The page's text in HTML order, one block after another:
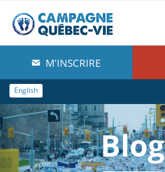
À propos de nous
Blog
Comprendre
Agir
Boutique
M'INSCRIRE
English
Blog